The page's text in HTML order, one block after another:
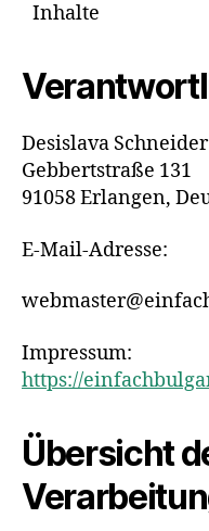
Inhalte
Desislava Schneider
Gebbertstraße 131
91058 Erlangen,
E-Mail-Adresse:
Impressum:
https://
Übersicht